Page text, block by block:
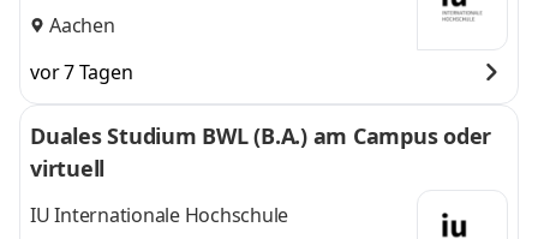
Aachen
vor 7 Tagen
Duales Studium BWL (B.A.) am Campus oder
virtuell
IU Internationale Hochschule